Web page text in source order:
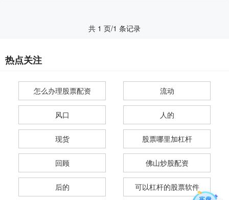
共 1 页/1 条记录
热点关注
怎么办理股票配资 流动
风口 人的
现货 股票哪里加杠杆
回顾 佛山炒股配资
后的 可以杠杆的股票软件